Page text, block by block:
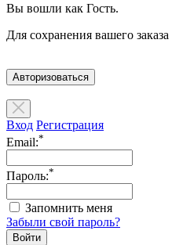
Вы вошли как Гость.
Для сохранения вашего
Авторизоваться
Вход Регистрация
Email:*
Пароль:*
Запомнить меня
Забыли свой пароль?